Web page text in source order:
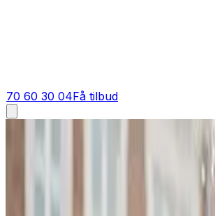
70 60 30 04Få tilbud
Indhent et skarpt tilbud på ventilation